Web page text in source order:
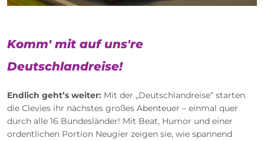
Komm' mit auf uns're
Deutschlandreise!
Endlich geht’s weiter: Mit der „Deutschlandreise“ starten
die Clevies ihr nächstes großes Abenteuer – einmal quer
durch alle 16 Bundesländer! Mit Beat, Humor und einer
ordentlichen Portion Neugier zeigen sie, wie spannend